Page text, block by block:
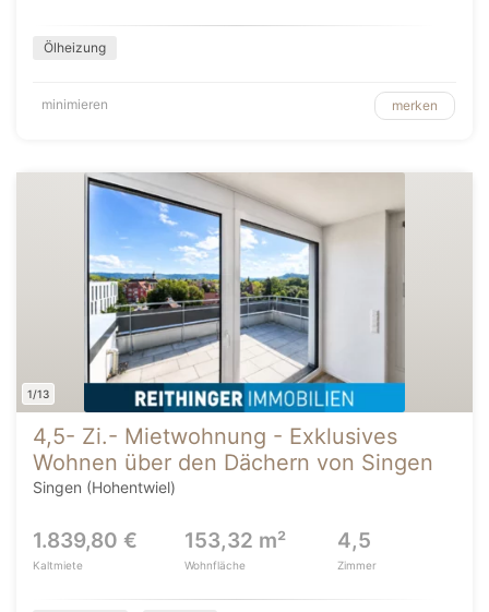
Ölheizung
minimieren merken
1/13
4,5- Zi.- Mietwohnung - Exklusives
Wohnen über den Dächern von Singen
Singen (Hohentwiel)
1.839,80 €
Kaltmiete
153,32 m²
Wohnfläche
4,5
Zimmer